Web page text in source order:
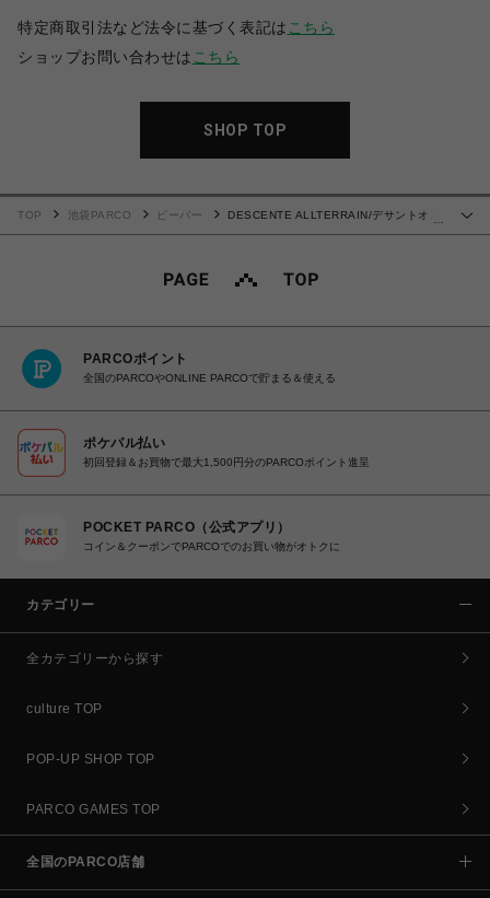
特定商取引法など法令に基づく表記は こちら
ショップお問い合わせは こちら
SHOP TOP
TOP 池袋PARCO ビーバー
DESCENTE ALLTERRAIN/デサントオル
PARCOポイント
全国のPARCOやONLINE PARCOで貯まる＆使える
ポケパル払い
初回登録＆お買物で最大1,500円分のPARCOポイント進呈
POCKET PARCO（公式アプリ）
コイン＆クーポンでPARCOでのお買い物がオトクに
カテゴリー
全カテゴリーから探す
culture TOP
POP-UP SHOP TOP
PARCO GAMES TOP
全国のPARCO店舗